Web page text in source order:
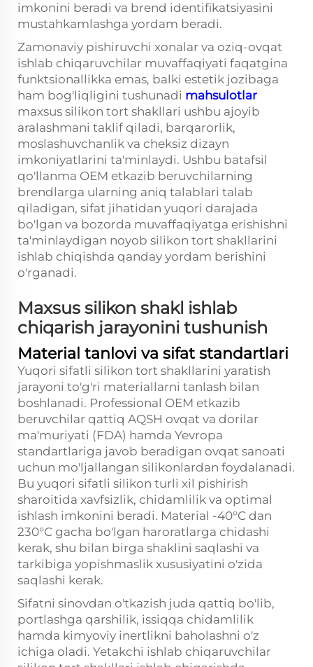
imkonini beradi va brend identifikatsiyasini
mustahkamlashga yordam beradi.
Zamonaviy pishiruvchi xonalar va oziq-ovqat
ishlab chiqaruvchilar muvaffaqiyati faqatgina
funktsionallikka emas, balki estetik jozibaga
ham bog'liqligini tushunadi mahsulotlar
maxsus silikon tort shakllari ushbu ajoyib
aralashmani taklif qiladi, barqarorlik,
moslashuvchanlik va cheksiz dizayn
imkoniyatlarini ta'minlaydi. Ushbu batafsil
qo'llanma OEM etkazib beruvchilarning
brendlarga ularning aniq talablari talab
qiladigan, sifat jihatidan yuqori darajada
bo'lgan va bozorda muvaffaqiyatga erishishni
ta'minlaydigan noyob silikon tort shakllarini
ishlab chiqishda qanday yordam berishini
o'rganadi.
Maxsus silikon shakl ishlab
chiqarish jarayonini tushunish
Material tanlovi va sifat standartlari
Yuqori sifatli silikon tort shakllarini yaratish
jarayoni to'g'ri materiallarni tanlash bilan
boshlanadi. Professional OEM etkazib
beruvchilar qattiq AQSH ovqat va dorilar
ma'muriyati (FDA) hamda Yevropa
standartlariga javob beradigan ovqat sanoati
uchun mo'ljallangan silikonlardan foydalanadi.
Bu yuqori sifatli silikon turli xil pishirish
sharoitida xavfsizlik, chidamlilik va optimal
ishlash imkonini beradi. Material -40°C dan
230°C gacha bo'lgan haroratlarga chidashi
kerak, shu bilan birga shaklini saqlashi va
tarkibiga yopishmaslik xususiyatini o'zida
saqlashi kerak.
Sifatni sinovdan o'tkazish juda qattiq bo'lib,
portlashga qarshilik, issiqqa chidamlilik
hamda kimyoviy inertlikni baholashni o'z
ichiga oladi. Yetakchi ishlab chiqaruvchilar